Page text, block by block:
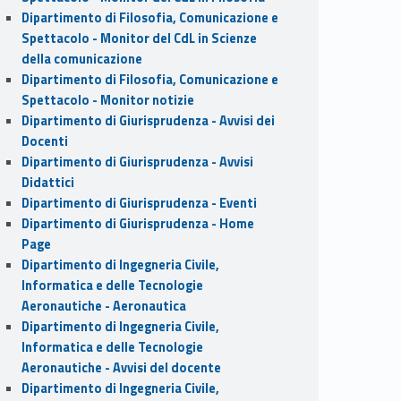
Dipartimento di Filosofia, Comunicazione e
Spettacolo - Monitor del CdL in Scienze
della comunicazione
Dipartimento di Filosofia, Comunicazione e
Spettacolo - Monitor notizie
Dipartimento di Giurisprudenza - Avvisi dei
Docenti
Dipartimento di Giurisprudenza - Avvisi
Didattici
Dipartimento di Giurisprudenza - Eventi
Dipartimento di Giurisprudenza - Home
Page
Dipartimento di Ingegneria Civile,
Informatica e delle Tecnologie
Aeronautiche - Aeronautica
Dipartimento di Ingegneria Civile,
Informatica e delle Tecnologie
Aeronautiche - Avvisi del docente
Dipartimento di Ingegneria Civile,